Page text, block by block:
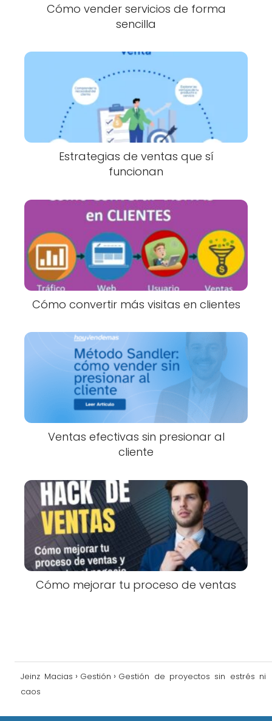
Cómo vender servicios de forma
sencilla
Estrategias de ventas que sí
funcionan
Cómo convertir más visitas en clientes
Ventas efectivas sin presionar al
cliente
Cómo mejorar tu proceso de ventas
Jeinz Macias Gestión
Gestión de proyectos sin estrés ni
caos